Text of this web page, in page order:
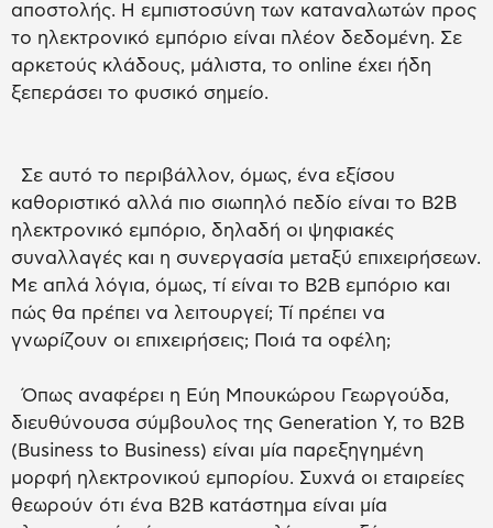
αποστολής. Η εμπιστοσύνη των καταναλωτών προς
το ηλεκτρονικό εμπόριο είναι πλέον δεδομένη. Σε
αρκετούς κλάδους, μάλιστα, το online έχει ήδη
ξεπεράσει το φυσικό σημείο.
Σε αυτό το περιβάλλον, όμως, ένα εξίσου
καθοριστικό αλλά πιο σιωπηλό πεδίο είναι το B2B
ηλεκτρονικό εμπόριο, δηλαδή οι ψηφιακές
συναλλαγές και η συνεργασία μεταξύ επιχειρήσεων.
Με απλά λόγια, όμως, τί είναι το B2B εμπόριο και
πώς θα πρέπει να λειτουργεί; Τί πρέπει να
γνωρίζουν οι επιχειρήσεις; Ποιά τα οφέλη;
Όπως αναφέρει η Εύη Μπουκώρου Γεωργούδα,
διευθύνουσα σύμβουλος της Generation Y, το B2B
(Business to Business) είναι μία παρεξηγημένη
μορφή ηλεκτρονικού εμπορίου. Συχνά οι εταιρείες
θεωρούν ότι ένα B2B κατάστημα είναι μία